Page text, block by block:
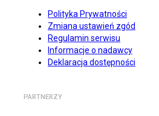
Polityka Prywatności
Zmiana ustawień zgód
Regulamin serwisu
Informacje o nadawcy
Deklaracja dostępności
PARTNERZY